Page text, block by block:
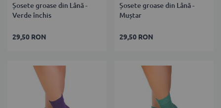
Șosete groase din Lână -
Verde închis
29,50 RON
Șosete groase din Lână -
Muștar
29,50 RON